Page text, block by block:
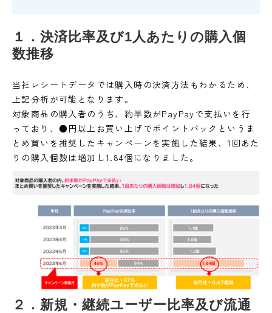
１．決済比率及び1人あたりの購入個
数推移
当社レシートデータでは購入時の決済方法もわかるため、
上記分析が可能となります。
対象商品の購入者のうち、約半数がPayPayで支払いを行
っており、●円以上お買い上げでポイントバックというま
とめ買いを推奨したキャンペーンを実施した結果、1回あた
りの購入個数は増加し1.84個になりました。
２．新規・継続ユーザー比率及び流通